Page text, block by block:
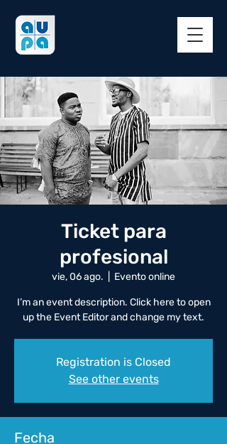
Ticket para
profesional
vie, 06 ago. Evento online
I’m an event description. Click here to open
up the Event Editor and change my text.
Registration is Closed
See other events
Fecha